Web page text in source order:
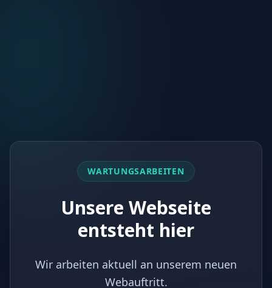
WARTUNGSARBEITEN
Unsere Webseite
entsteht hier
Wir arbeiten aktuell an unserem neuen
Webauftritt.